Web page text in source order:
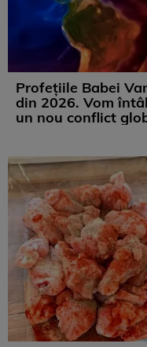
Profețiile Babei
din 2026. Vom
un nou conflict